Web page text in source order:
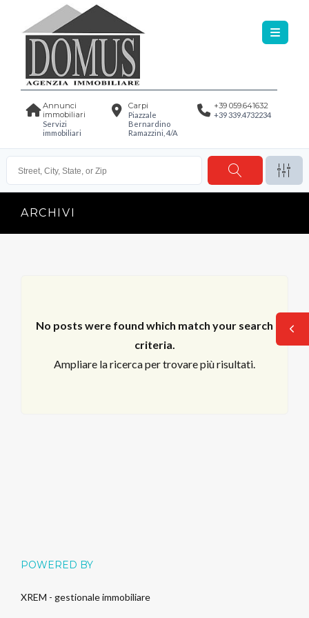
Annunci
immobiliari
Servizi
immobiliari
Carpi
Piazzale
Bernardino
Ramazzini, 4/A
+39 059.641632
+39 339.4732234
ARCHIVI
No posts were found which match your search
criteria.
Ampliare la ricerca per trovare più risultati.
POWERED BY
XREM - gestionale immobiliare